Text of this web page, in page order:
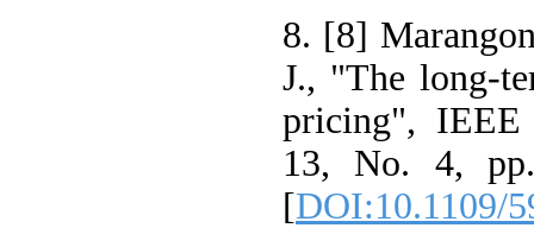
8. [8]
J., "The long-
pricing", IEEE
13, No. 4,
[DOI:10.1109/